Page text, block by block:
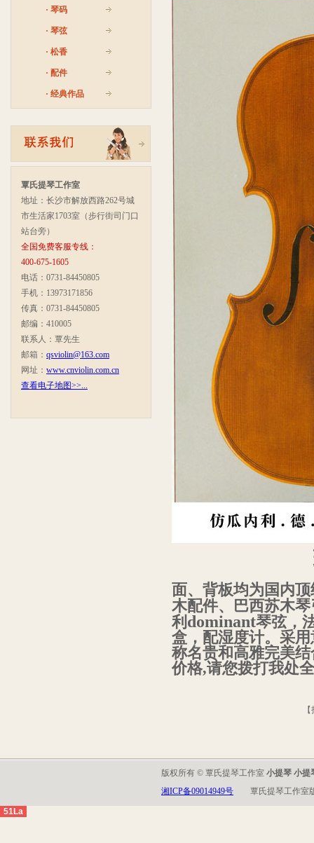
· 琴码
· 琴弦
· 松香
· 配件
· 经典作品
覃氏提琴工作室
地址：长沙市解放西路262号城
市生活家1703室（步行街司门口
站台旁）
全国免费客服专线：
400-675-1605
电话：0731-84450805
手机：13973171856
传真：0731-84450805
邮编：410005
联系人：覃先生
邮箱： qsviolin@163.com
网址： www.cnviolin.com.cn
查看电子地图>>...
面、背板均为国内
木配件、巴西苏木
利 dominant琴弦，
盒，配湿度计。采
称名贵和高雅完美
价格,请您拨打我处
【
版权所有 © 覃氏提琴工作室 小提琴 小提
湘ICP备09014949号
覃氏提琴工作室
51La